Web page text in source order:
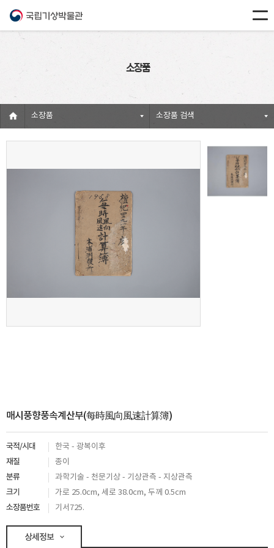
소장품
소장품 소장품 검색
매시풍향풍속계산부(每時風向風速計算簿)
국적/시대 한국 - 광복이후
재질 종이
분류 과학기술 - 천문기상 - 기상관측 - 지상관측
크기 가로 25.0cm, 세로 38.0cm, 두께 0.5cm
소장품번호 기서725.
상세정보